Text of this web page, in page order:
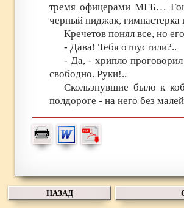
тремя офицерами МГБ…
черный пиджак, гимнастерка
Кречетов понял все, но
- Дава! Тебя отпустили?..
- Да, - хрипло
свободно. Руки!..
Скользнувшие было к
полдороге - на него без
НАЗАД